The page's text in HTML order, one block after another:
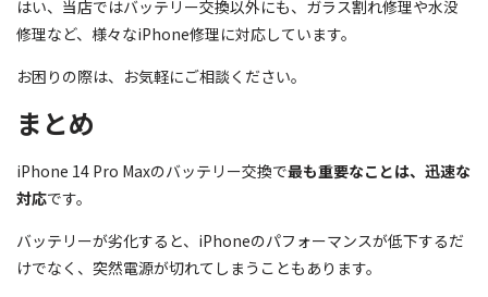
はい、当店ではバッテリー交換以外にも、ガラス割れ修理や水没
修理など、様々なiPhone修理に対応しています。
お困りの際は、お気軽にご相談ください。
まとめ
iPhone 14 Pro Maxのバッテリー交換で最も重要なことは、迅速な
対応です。
バッテリーが劣化すると、iPhoneのパフォーマンスが低下するだ
けでなく、突然電源が切れてしまうこともあります。